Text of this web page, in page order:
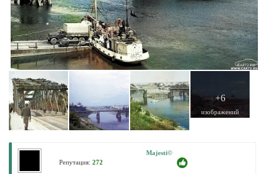
+6
изображений
Majesti©
Репутация:272